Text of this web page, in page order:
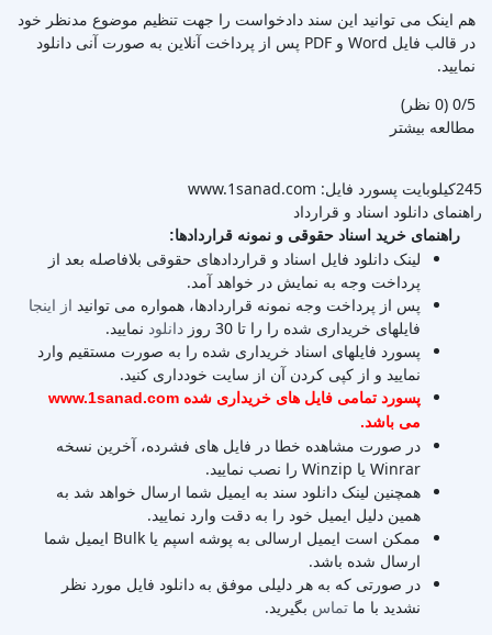
هم اینک می توانید این سند دادخواست را جهت تنظیم موضوع مدنظر خود
در قالب فایل Word و PDF پس از پرداخت آنلاین به صورت آنی دانلود
نمایید.
‫0/5 ‫(0 نظر)
مطالعه بیشتر
245کیلوبایت
پسورد فایل: www.1sanad.com
راهنمای دانلود اسناد و قرارداد
راهنمای خرید اسناد حقوقی و نمونه قراردادها:
لینک دانلود فایل اسناد و قراردادهای حقوقی بلافاصله بعد از
پرداخت وجه به نمایش در خواهد آمد.
پس از پرداخت وجه نمونه قراردادها، همواره می توانید از اینجا
فایلهای خریداری شده را را تا 30 روز
دانلود نمایید.
پسورد فایلهای اسناد خریداری شده را به صورت مستقیم وارد
نمایید و از کپی کردن آن از سایت خودداری کنید.
پسورد تمامی فایل های خریداری شده www.1sanad.com
می باشد.
در صورت مشاهده خطا در فایل های فشرده، آخرین نسخه
Winrar یا Winzip را نصب نمایید.
همچنین لینک دانلود سند به ایمیل شما ارسال خواهد شد به
همین دلیل ایمیل خود را به دقت وارد نمایید.
ممکن است ایمیل ارسالی به پوشه اسپم یا Bulk ایمیل شما
ارسال شده باشد.
در صورتی که به هر دلیلی موفق به دانلود فایل مورد نظر
نشدید با ما تماس بگیرید.